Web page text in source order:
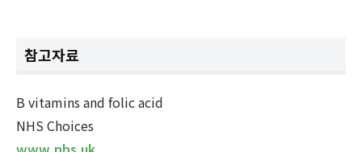
참고자료
B vitamins and folic acid
NHS Choices